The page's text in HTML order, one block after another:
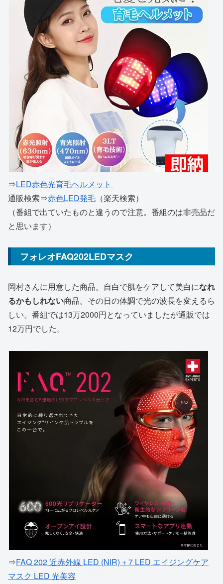
⇒LED赤色光育毛ヘルメット
通販検索⇒赤色LED発毛 （楽天検索）
（番組で出ていたものと違うので注意。番組のは非売品だ
と思います）
フォレオFAQ202LEDマスク
岡村さんに用意した商品。自白で肌をケアして美白になれ
るかもしれない商品。その日の体調で光の波長を変えるら
しい。番組では13万2000円となっていましたが通販では
12万円でした。
⇒FAQ 202 近赤外線 LED (NIR) + 7 LED エイジングケア
マスク LED 光美容